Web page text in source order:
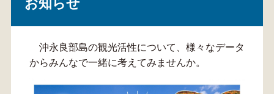
お知らせ
沖永良部島の観光活性について、様々なデータ
からみんなで一緒に考えてみませんか。